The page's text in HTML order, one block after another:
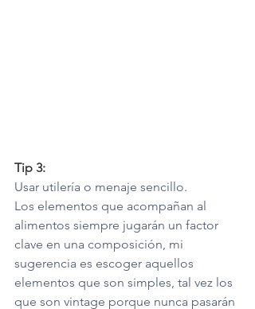
Tip 3:
Usar utilería o menaje sencillo.
Los elementos que acompañan al
alimentos siempre jugarán un factor
clave en una composición, mi
sugerencia es escoger aquellos
elementos que son simples, tal vez los
que son vintage porque nunca pasarán